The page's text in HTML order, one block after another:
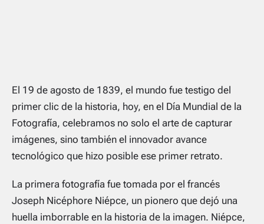
El 19 de agosto de 1839, el mundo fue testigo del
primer clic de la historia, hoy, en el Día Mundial de la
Fotografía, celebramos no solo el arte de capturar
imágenes, sino también el innovador avance
tecnológico que hizo posible ese primer retrato.
La primera fotografía fue tomada por el francés
Joseph Nicéphore Niépce, un pionero que dejó una
huella imborrable en la historia de la imagen. Niépce,